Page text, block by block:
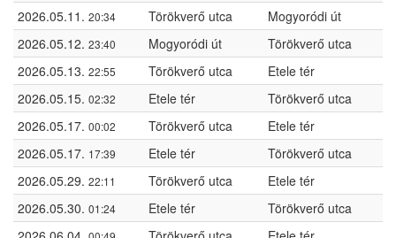
2026.05.11. 20:34 Törökverő utca
Mogyoródi út
2026.05.12. 23:40 Mogyoródi út
Törökverő utca
2026.05.13. 22:55 Törökverő utca
Etele tér
2026.05.15. 02:32 Etele tér
Törökverő utca
2026.05.17. 00:02 Törökverő utca
Etele tér
2026.05.17. 17:39 Etele tér
Törökverő utca
2026.05.29. 22:11 Törökverő utca
Etele tér
2026.05.30. 01:24 Etele tér
Törökverő utca